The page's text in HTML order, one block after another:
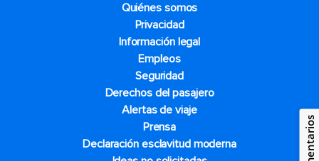
Quiénes somos
Privacidad
Información legal
Empleos
Seguridad
Derechos del pasajero
Alertas de viaje
Prensa
Declaración esclavitud moderna
Comentarios